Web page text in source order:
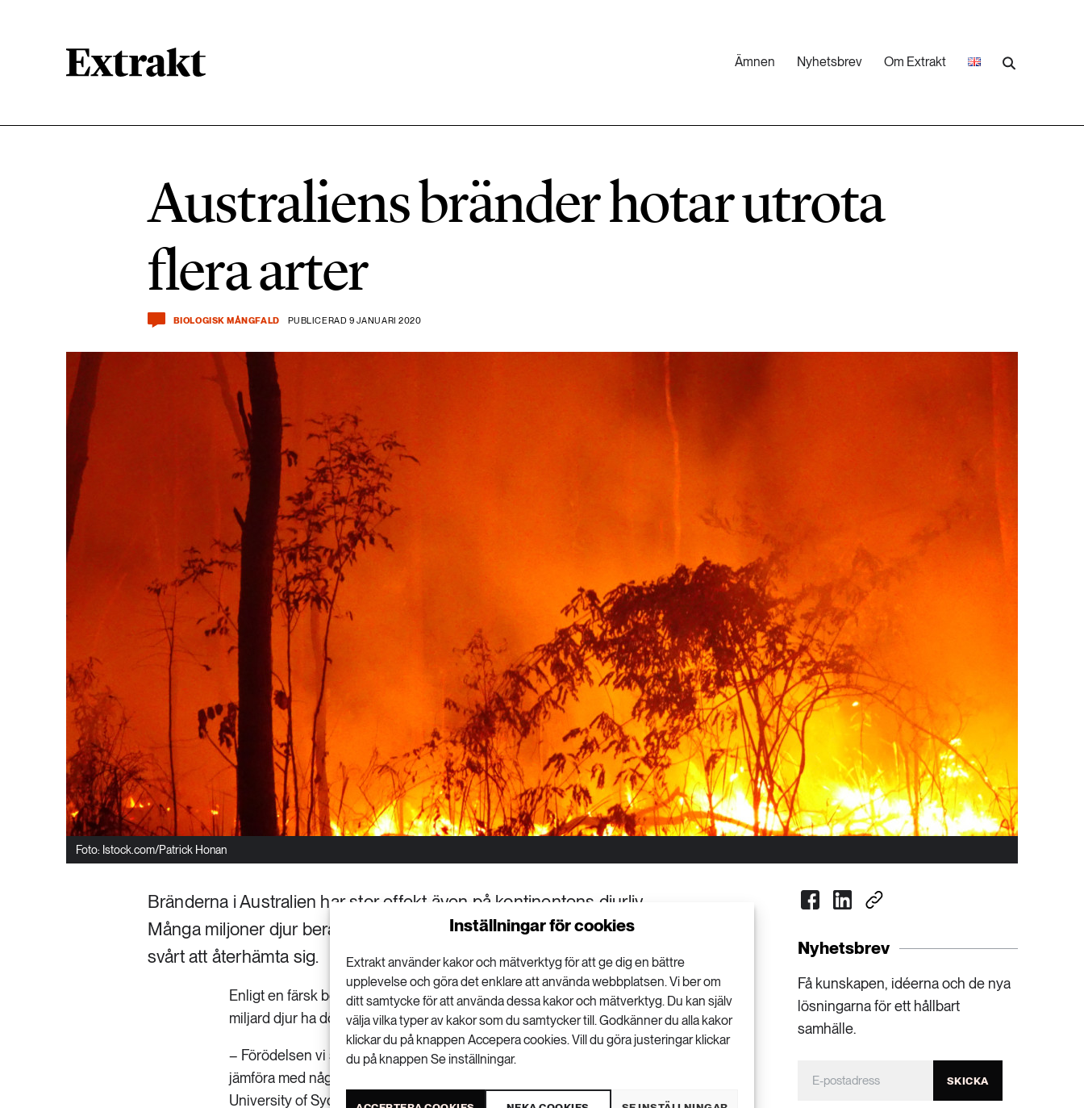
Inställningar för cookies
Extrakt använder kakor och mätverktyg för att ge dig en bättre
upplevelse och göra det enklare att använda webbplatsen. Vi ber om
ditt samtycke för att använda dessa kakor och mätverktyg. Du kan själv
välja vilka typer av kakor som du samtycker till. Godkänner du alla kakor
klickar du på knappen Accepera cookies. Vill du göra justeringar klickar
du på knappen Se inställningar.
Ämnen Nyhetsbrev Om Extrakt
Klimat
252 ARTIKLAR
Landsbygd
Livsstil & konsumtion
Social hållbarhet Transport Vatten
Australiens bränder hotar utrota
flera arter
BIOLOGISK MÅNGFALD PUBLICERAD 9 JANUARI 2020
Foto: Istock.com/Patrick Honan
Bränderna i Australien har stor effekt även på kontinentens djurliv.
Många miljoner djur beräknas ha dött i bränderna och flera arter tros få
svårt att återhämta sig.
Enligt en färsk beräkning frånUniversity of Sydney kan så många som en
miljard djur ha dött på grund av bränderna i Australien sedan de startade.
– Förödelsen vi ser nu, som sker så snabbt i så stora områden, går inte att
jämföra med något annat, säger Chris Dickman, professor i ekologi på
University of Sydney, i ettpressmeddelande
Nyhetsbrev
Få kunskapen, idéerna och de nya
lösningarna för ett hållbart
samhälle.
SKICKA